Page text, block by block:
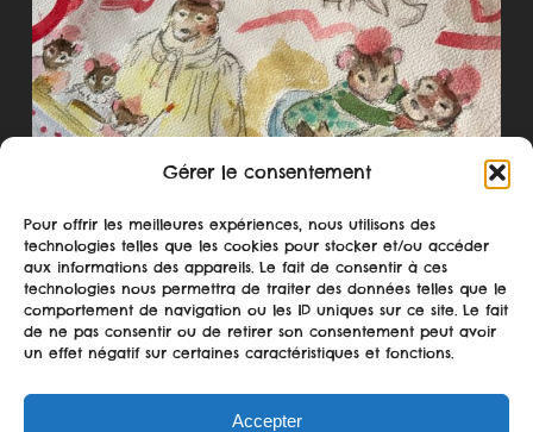
Gérer le consentement
Pour offrir les meilleures expériences, nous utilisons des
technologies telles que les cookies pour stocker et/ou accéder
aux informations des appareils. Le fait de consentir à ces
technologies nous permettra de traiter des données telles que le
comportement de navigation ou les ID uniques sur ce site. Le fait
de ne pas consentir ou de retirer son consentement peut avoir
un effet négatif sur certaines caractéristiques et fonctions.
Accepter
Suivre sur Instagram